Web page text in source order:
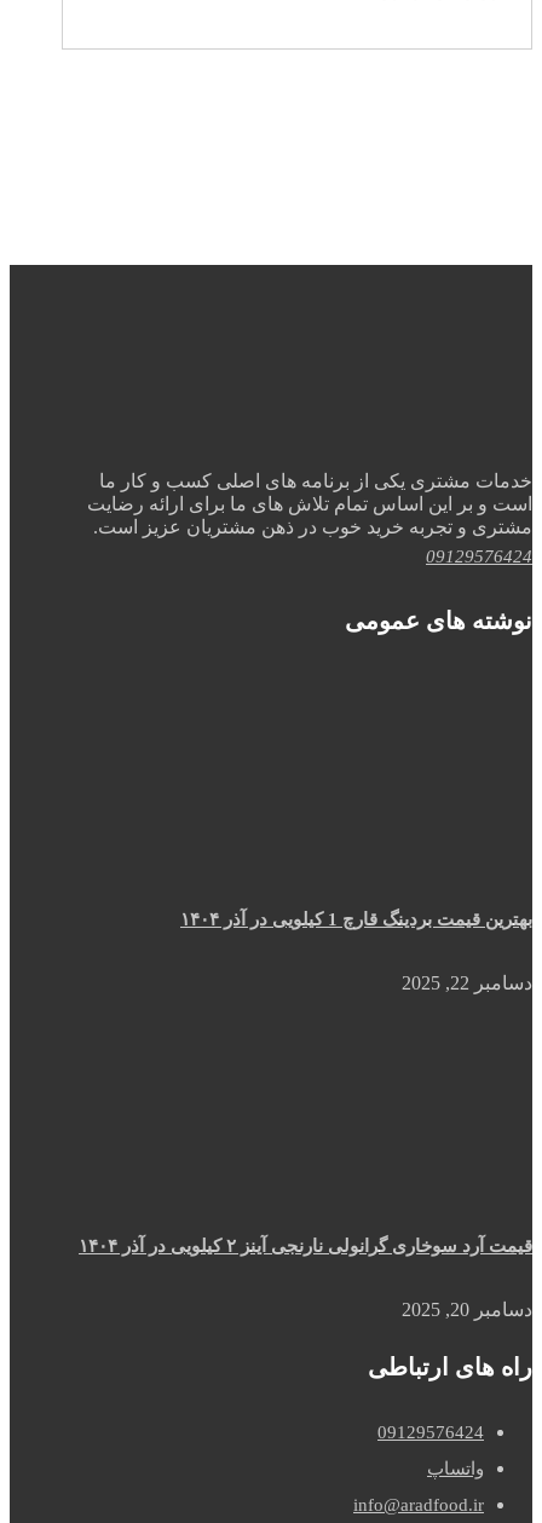
خدمات مشتری یکی از برنامه های اصلی کسب و کار ما
است و بر این اساس تمام تلاش های ما برای ارائه رضایت
مشتری و تجربه خرید خوب در ذهن مشتریان عزیز است.
09129576424
نوشته های عمومی
بهترین قیمت بردینگ قارچ 1 کیلویی در آذر ۱۴۰۴
دسامبر 22, 2025
قیمت آرد سوخاری گرانولی نارنجی آینز ۲ کیلویی در آذر ۱۴۰۴
دسامبر 20, 2025
راه های ارتباطی
09129576424
واتساپ
info@aradfood.ir